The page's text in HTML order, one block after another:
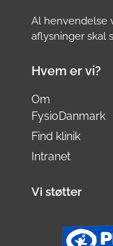
Al henvendelse
aflysninger skal
Hvem er vi?
Om
FysioDanmark
Find klinik
Intranet
Vi støtter